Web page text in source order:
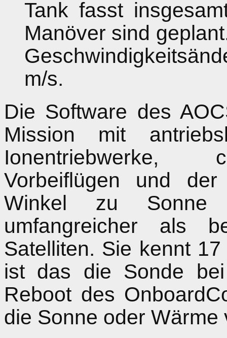
Tank fasst
Manöver sind
m/s.
Die Software des
Mission mit
Ionentriebwerke,
Vorbeiflügen und
Winkel zu Sonne
umfangreicher als
Satelliten. Sie kennt
ist das die Sonde
Reboot des
die Sonne oder